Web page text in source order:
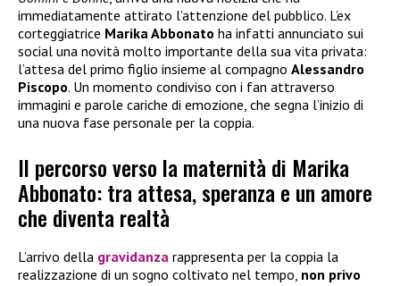
immediatamente attirato l’attenzione del pubblico. L’ex
corteggiatrice Marika Abbonato ha infatti annunciato sui
social una novità molto importante della sua vita privata:
l’attesa del primo figlio insieme al compagno Alessandro
Piscopo. Un momento condiviso con i fan attraverso
immagini e parole cariche di emozione, che segna l’inizio di
una nuova fase personale per la coppia.
Il percorso verso la maternità di Marika
Abbonato: tra attesa, speranza e un amore
che diventa realtà
L’arrivo della gravidanza rappresenta per la coppia la
realizzazione di un sogno coltivato nel tempo, non privo